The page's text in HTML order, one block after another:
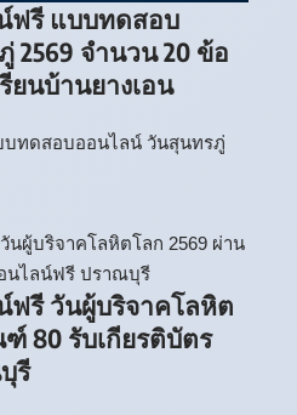
ฟรี แบบทดสอบ
2569 จำนวน 20 ข้อ
ยนบ้านยางเอน
บทดสอบออนไลน์ วันสุนทรภู่
ฟรี วันผู้บริจาคโลหิต
80 รับเกียรติบัตร
รี